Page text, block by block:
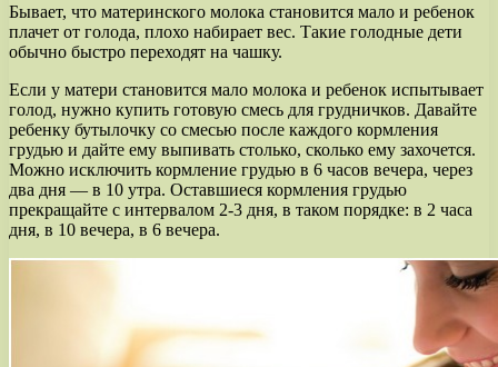
Бывает, что материнского молока становится мало и ребенок
плачет от голода, плохо набирает вес. Такие голодные дети
обычно быстро переходят на чашку.
Если у матери становится мало молока и ребенок испытывает
голод, нужно купить готовую смесь для грудничков. Давайте
ребенку бутылочку со смесью после каждого кормления
грудью и дайте ему выпивать столько, сколько ему захочется.
Можно исключить кормление грудью в 6 часов вечера, через
два дня — в 10 утра. Оставшиеся кормления грудью
прекращайте с интервалом 2-3 дня, в таком порядке: в 2 часа
дня, в 10 вечера, в 6 вечера.